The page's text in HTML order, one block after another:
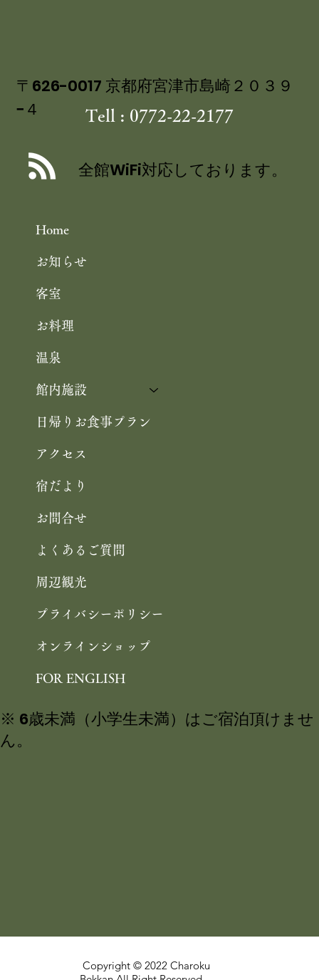
／舞鶴引揚記念館 企画展「ウズベキス
Home
お知らせ
客室
お料理
温泉
館内施設
日帰りお食事プラン
アクセス
宿だより
お問合せ
よくあるご質問
周辺観光
プライバシーポリシー
オンラインショップ
FOR ENGLISH
〒626-0017 京都府宮津市島崎２０３９
−４
Tell : 0772-22-2177
全館WiFi対応しております。
※ 6歳未満（小学生未満）はご宿泊頂けませ
ん。
Copyright © 2022 Charoku